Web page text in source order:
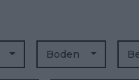
Boden